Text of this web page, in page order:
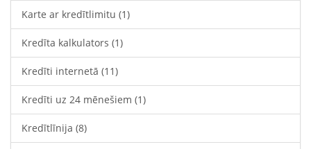
Karte ar kredītlimitu (1)
Kredīta kalkulators (1)
Kredīti internetā (11)
Kredīti uz 24 mēnešiem (1)
Kredītlīnija (8)